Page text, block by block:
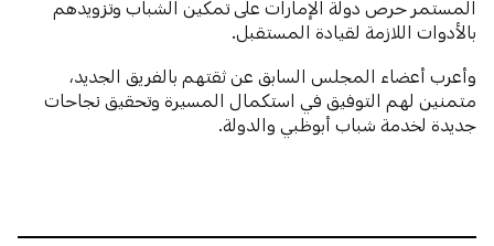
المستمر حرص دولة الإمارات على تمكين الشباب وتزويدهم
بالأدوات اللازمة لقيادة المستقبل.
وأعرب أعضاء المجلس السابق عن ثقتهم بالفريق الجديد،
متمنين لهم التوفيق في استكمال المسيرة وتحقيق نجاحات
جديدة لخدمة شباب أبوظبي والدولة.